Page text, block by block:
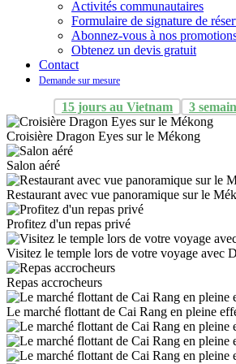
Activités communautaires
Formulaire de signature de
Abonnez-vous à nos
Obtenez un devis gratuit
Contact
Demande sur mesure
15 jours au Vietnam 3
Croisière Dragon Eyes sur le Mékong
Salon aéré
Restaurant avec vue panoramique sur le
Profitez d'un repas privé
Visitez le temple lors de votre voyage avec
Repas accrocheurs
Le marché flottant de Cai Rang en pleine